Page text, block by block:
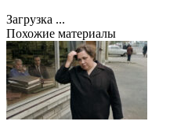
Загрузка ...
Похожие материалы